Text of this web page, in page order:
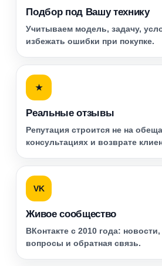
Подбор под Вашу технику
Учитываем модель, задачу,
избежать ошибки при покупке.
★
Реальные отзывы
Репутация строится не на
консультациях и возврате
VK
Живое сообщество
ВКонтакте с 2010 года:
вопросы и обратная связь.